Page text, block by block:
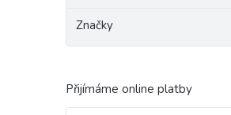
Značky
Přijímáme online platby